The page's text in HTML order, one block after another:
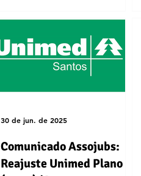
Comunicado Assojubs:
Reajuste Unimed Plano D
30 de jun. de 2025